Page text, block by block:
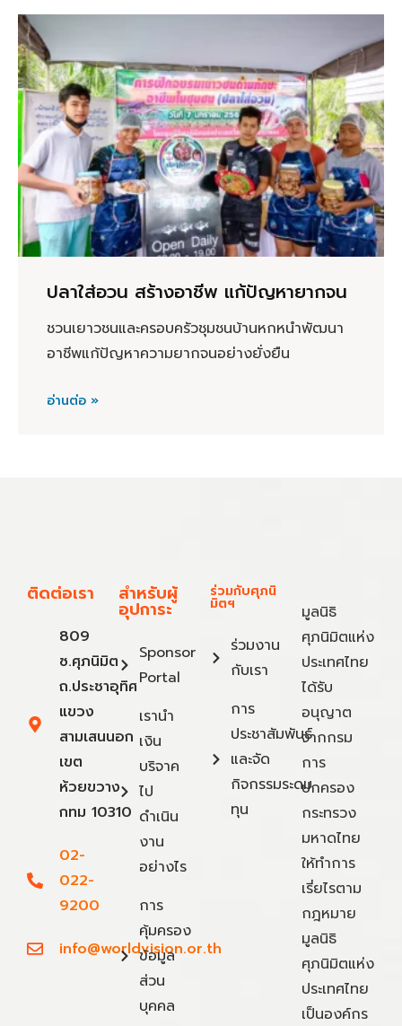
ปลาใส่อวน สร้างอาชีพ แก้ปัญหายากจน
ชวนเยาวชนและครอบครัวชุมชนบ้านหกหนำพัฒนา
อาชีพแก้ปัญหาความยากจนอย่างยั่งยืน
อ่านต่อ »
ติดต่อเรา
809
ซ.ศุภนิมิต
ถ.ประชาอุทิศ
แขวง
สามเสนนอก
เขต
ห้วยขวาง
กทม 10310
02-
022-
9200
info@worldvision.or.th
สำหรับผู้
อุปการะ
Sponsor
Portal
เรานำ
เงิน
บริจาค
ไป
ดำเนิน
งาน
อย่างไร
การ
คุ้มครอง
ข้อมูล
ส่วน
บุคคล
ร่วมกับศุภนิ
มิตฯ
ร่วมงาน
กับเรา
การ
ประชาสัมพันธ์
และจัด
กิจกรรมระดม
ทุน
มูลนิธิ
ศุภนิมิตแห่ง
ประเทศไทย
ได้รับ
อนุญาต
จากกรม
การ
ปกครอง
กระทรวง
มหาดไทย
ให้ทำการ
เรี่ยไรตาม
กฎหมาย
มูลนิธิ
ศุภนิมิตแห่ง
ประเทศไทย
เป็นองค์กร